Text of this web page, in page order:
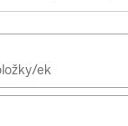
ek